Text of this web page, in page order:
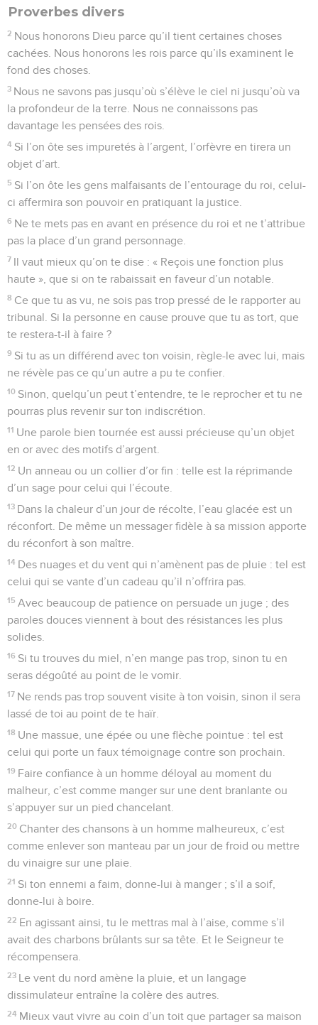
Proverbes divers
2 Nous honorons Dieu parce qu’il tient certaines choses
cachées. Nous honorons les rois parce qu’ils examinent le
fond des choses.
3 Nous ne savons pas jusqu’où s’élève le ciel ni jusqu’où va
la profondeur de la terre. Nous ne connaissons pas
davantage les pensées des rois.
4 Si l’on ôte ses impuretés à l’argent, l’orfèvre en tirera un
objet d’art.
5 Si l’on ôte les gens malfaisants de l’entourage du roi, celui-
ci affermira son pouvoir en pratiquant la justice.
6 Ne te mets pas en avant en présence du roi et ne t’attribue
pas la place d’un grand personnage.
7 Il vaut mieux qu’on te dise : « Reçois une fonction plus
haute », que si on te rabaissait en faveur d’un notable.
8 Ce que tu as vu, ne sois pas trop pressé de le rapporter au
tribunal. Si la personne en cause prouve que tu as tort, que
te restera-t-il à faire ?
9 Si tu as un différend avec ton voisin, règle-le avec lui, mais
ne révèle pas ce qu’un autre a pu te confier.
10 Sinon, quelqu’un peut t’entendre, te le reprocher et tu ne
pourras plus revenir sur ton indiscrétion.
11 Une parole bien tournée est aussi précieuse qu’un objet
en or avec des motifs d’argent.
12 Un anneau ou un collier d’or fin : telle est la réprimande
d’un sage pour celui qui l’écoute.
13 Dans la chaleur d’un jour de récolte, l’eau glacée est un
réconfort. De même un messager fidèle à sa mission apporte
du réconfort à son maître.
14 Des nuages et du vent qui n’amènent pas de pluie : tel est
celui qui se vante d’un cadeau qu’il n’offrira pas.
15 Avec beaucoup de patience on persuade un juge ; des
paroles douces viennent à bout des résistances les plus
solides.
16 Si tu trouves du miel, n’en mange pas trop, sinon tu en
seras dégoûté au point de le vomir.
17 Ne rends pas trop souvent visite à ton voisin, sinon il sera
lassé de toi au point de te haïr.
18 Une massue, une épée ou une flèche pointue : tel est
celui qui porte un faux témoignage contre son prochain.
19 Faire confiance à un homme déloyal au moment du
malheur, c’est comme manger sur une dent branlante ou
s’appuyer sur un pied chancelant.
20 Chanter des chansons à un homme malheureux, c’est
comme enlever son manteau par un jour de froid ou mettre
du vinaigre sur une plaie.
21 Si ton ennemi a faim, donne-lui à manger ; s’il a soif,
donne-lui à boire.
22 En agissant ainsi, tu le mettras mal à l’aise, comme s’il
avait des charbons brûlants sur sa tête. Et le Seigneur te
récompensera.
23 Le vent du nord amène la pluie, et un langage
dissimulateur entraîne la colère des autres.
24 Mieux vaut vivre au coin d’un toit que partager sa maison